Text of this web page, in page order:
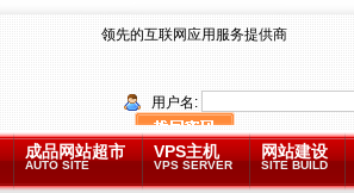
领先的互联网应用服务提供商
用户名:
成品网站超市
AUTO SITE
VPS主机
VPS SERVER
网站建设
SITE BUILD